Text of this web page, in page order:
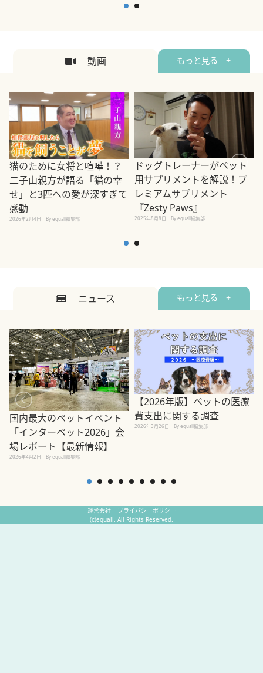
2026年5月12日
動画 もっと見る +
猫のために女将と喧嘩！？
二子山親方が語る「猫の幸
せ」と3匹への愛が深すぎて
感動
2026年2月4日 By equall編集部
ドッグトレーナーがペット
用サプリメントを解説！プ
レミアムサプリメント
『Zesty Paws』
2025年8月8日 By equall編集部
ニュース もっと見る +
国内最大のペットイベント
「インターペット2026」会
場レポート【最新情報】
2026年4月2日 By equall編集部
【2026年版】ペットの医療
費支出に関する調査
2026年3月26日 By equall編集部
運営会社
プライバシーポリシー
(c)equall. All Rights Reserved.